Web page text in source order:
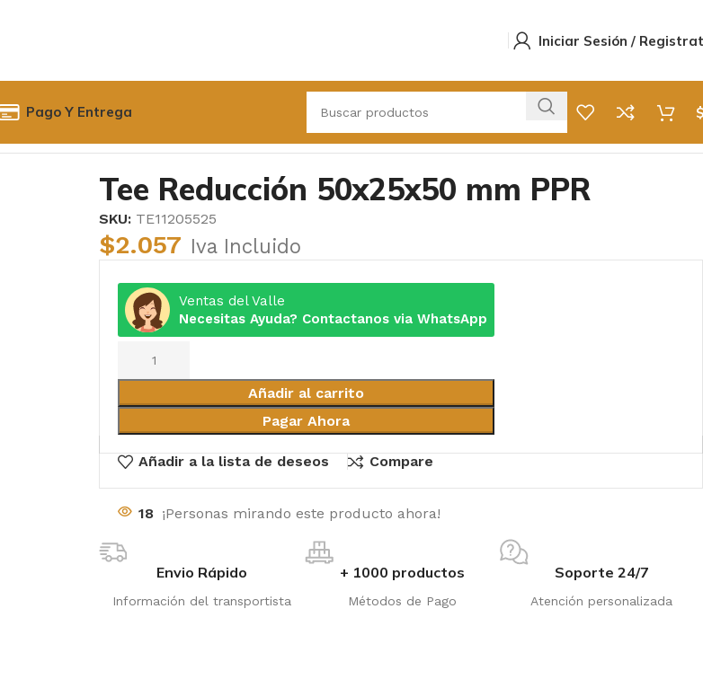
Iniciar Sesión /
Pago Y Entrega
$
Tee Reducción 50x25x50 mm PPR
SKU: TE11205525
$2.057 Iva Incluido
Ventas del Valle
Necesitas Ayuda? Contactanos via WhatsApp
Añadir al carrito
Pagar Ahora
Añadir a la lista de deseos Compare
18 ¡Personas mirando este producto ahora!
Envio Rápido
Información del transportista
+ 1000 productos
Métodos de Pago
Soporte 24/7
Atención personalizada